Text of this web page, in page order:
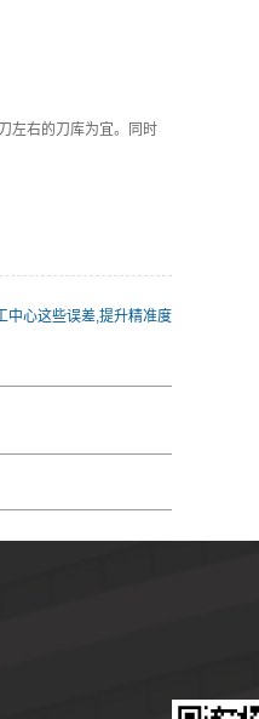
左右的刀库为宜。同时
中心这些误差,提升精准度